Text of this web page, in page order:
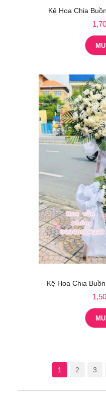
Kệ Hoa Chia
Kệ Hoa Chia
1 2 3